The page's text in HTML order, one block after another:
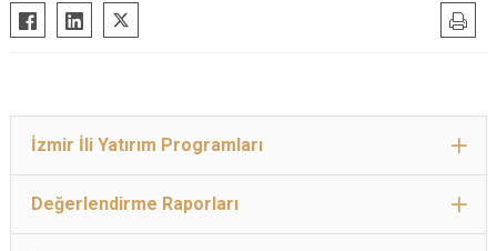
İzmir İli Yatırım Programları
Değerlendirme Raporları